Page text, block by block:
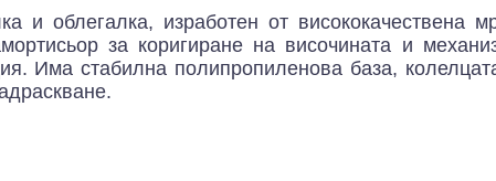
и облегалка, изработен от висококачествена
за коригиране на височината и
Има стабилна полипропиленова база,